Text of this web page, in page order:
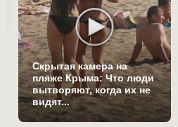
Скрытая камера на
пляже Крыма: Что люди
вытворяют, когда их не
видят...